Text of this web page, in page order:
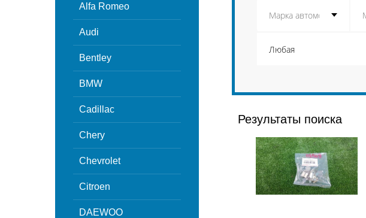
Alfa Romeo
Audi
Bentley
BMW
Cadillac
Chery
Chevrolet
Citroen
DAEWOO
Результаты поиска